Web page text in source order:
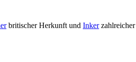
britischer Herkunft und Inkerzahlreicher